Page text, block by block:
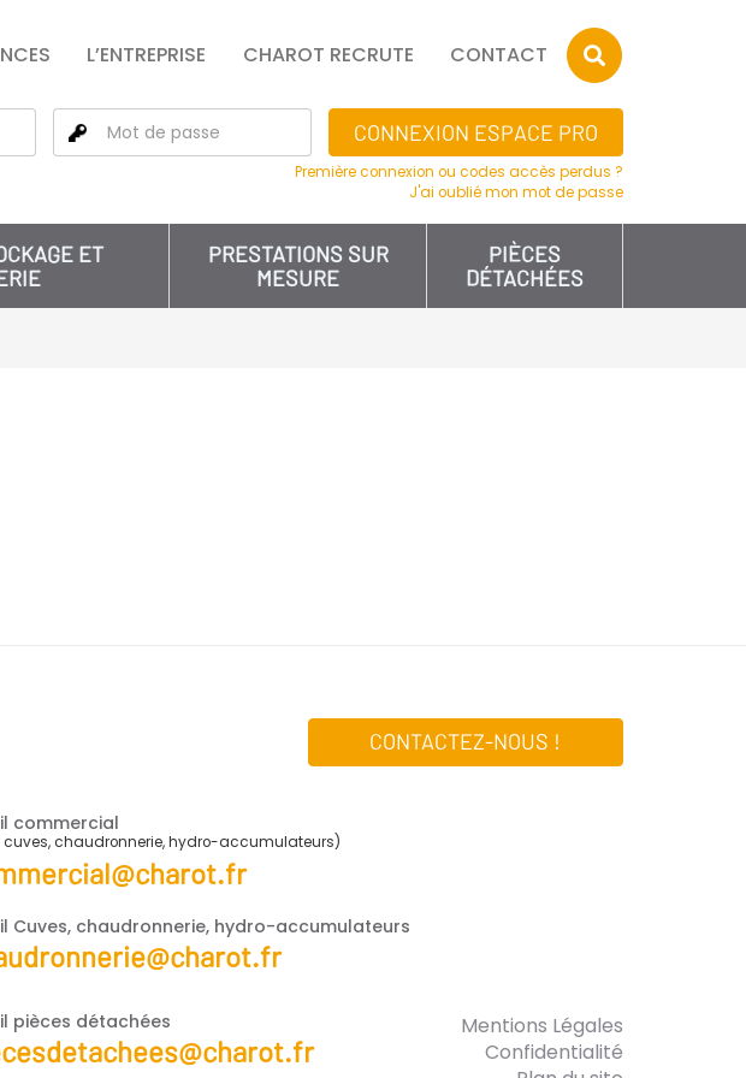
L’ENTREPRISE CHAROT RECRUTE CONTACT
CONNEXION ESPACE PRO
Première connexion ou codes accès perdus ?
J'ai oublié mon mot de passe
ET
PRESTATIONS SUR
MESURE
PIÈCES
DÉTACHÉES
CONTACTEZ-NOUS !
commercial
cuves, chaudronnerie, hydro-accumulateurs)
Cuves, chaudronnerie, hydro-accumulateurs
pièces détachées
Mentions Légales
Confidentialité